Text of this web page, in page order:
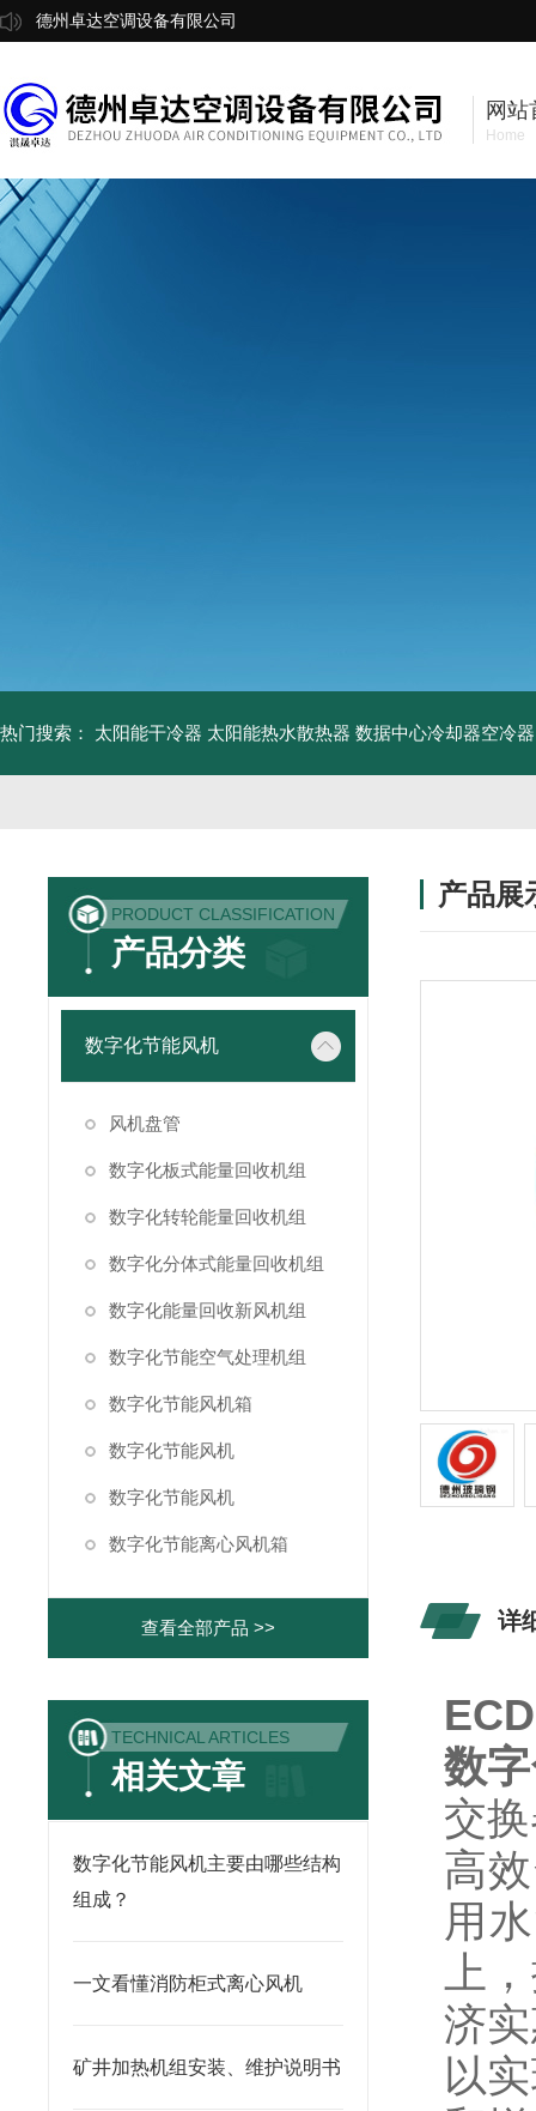
德州卓达空调设备有限公司
网站
Home
热门搜索： 太阳能干冷器 太阳能热水散热器 数据中心冷却器空冷器
PRODUCT CLASSIFICATION
产品分类
数字化节能风机
风机盘管
数字化板式能量回收机组
数字化转轮能量回收机组
数字化分体式能量回收机组
数字化能量回收新风机组
数字化节能空气处理机组
数字化节能风机箱
数字化节能风机
数字化节能风机
数字化节能离心风机箱
查看全部产品 >>
TECHNICAL ARTICLES
相关文章
数字化节能风机主要由哪些结构
组成？
一文看懂消防柜式离心风机
矿井加热机组安装、维护说明书
产品展
详
数
交
高
用
上
济
以